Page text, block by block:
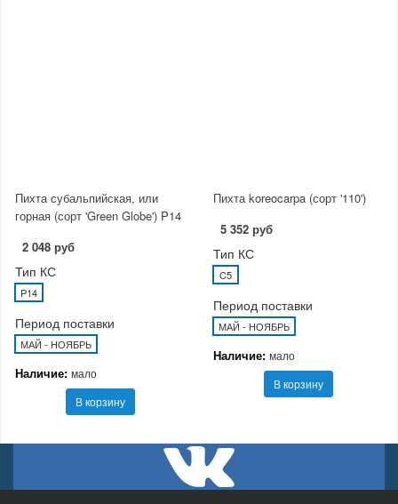
Пихта субальпийская, или
горная (сорт 'Green Globe') P14
2 048 руб
Тип КС
P14
Период поставки
МАЙ - НОЯБРЬ
Наличие: мало
В корзину
Пихта koreocarpa (сорт '110')
5 352 руб
Тип КС
C5
Период поставки
МАЙ - НОЯБРЬ
Наличие: мало
В корзину